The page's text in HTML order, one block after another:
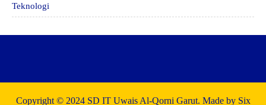
Teknologi
Copyright © 2024 SD IT Uwais Al-Qorni Garut. Made by Six